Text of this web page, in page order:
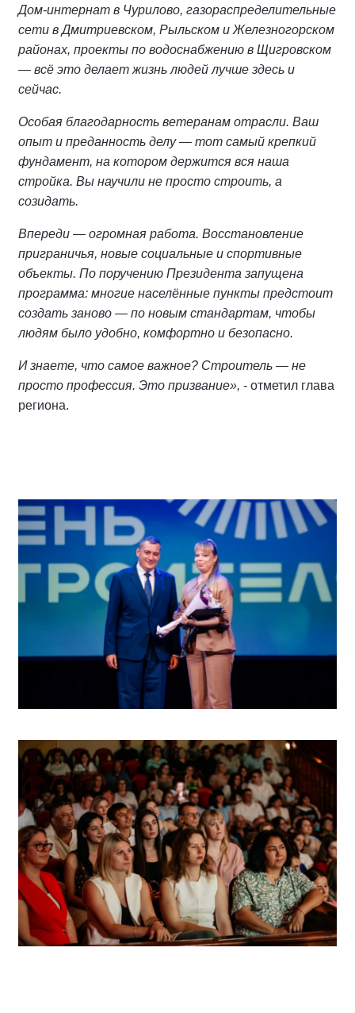
Дом‑интернат в Чурилово, газораспределительные
сети в Дмитриевском, Рыльском и Железногорском
районах, проекты по водоснабжению в Щигровском
— всё это делает жизнь людей лучше здесь и
сейчас.
Особая благодарность ветеранам отрасли. Ваш
опыт и преданность делу — тот самый крепкий
фундамент, на котором держится вся наша
стройка. Вы научили не просто строить, а
созидать.
Впереди — огромная работа. Восстановление
приграничья, новые социальные и спортивные
объекты. По поручению Президента запущена
программа: многие населённые пункты предстоит
создать заново — по новым стандартам, чтобы
людям было удобно, комфортно и безопасно.
И знаете, что самое важное? Строитель — не
просто профессия. Это призвание», - отметил глава
региона.